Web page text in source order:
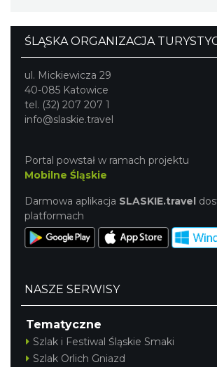
ŚLĄSKA ORGANIZACJA
ul. Mickiewicza 29
40-085 Katowice
tel. (32) 207 207 1
info@slaskie.travel
Portal powstał w ramach projektu
Mobilne Śląskie
Darmowa aplikacja SLASKIE.travel
platformach
NASZE SERWISY
Tematyczne
Szlak i Festiwal Śląskie Smaki
Szlak Orlich Gniazd